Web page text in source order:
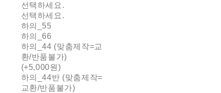
선택하세요.
선택하세요.
하의_55
하의_66
하의_44 (맞춤제작=교
환/반품불가)
(+5,000원)
하의_44반 (맞춤제작=
교환/반품불가)